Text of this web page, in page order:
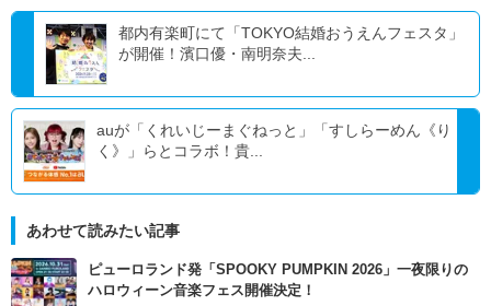
都内有楽町にて「TOKYO結婚おうえんフェスタ」
が開催！濱口優・南明奈夫...
auが「くれいじーまぐねっと」「すしらーめん《り
く》」らとコラボ！貴...
あわせて読みたい記事
ピューロランド発「SPOOKY PUMPKIN 2026」一夜限りの
ハロウィーン音楽フェス開催決定！